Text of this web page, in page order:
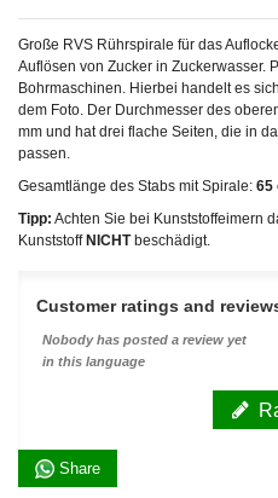
Große RVS Rührspirale für das
Auflösen von Zucker in Zuckerwasser.
Bohrmaschinen. Hierbei handelt es
dem Foto. Der Durchmesser des
mm und hat drei flache Seiten, die in
passen.
Gesamtlänge des Stabs mit Spirale: 65
Tipp: Achten Sie bei Kunststoffeimern
Kunststoff NICHTbeschädigt.
Customer ratings and
Nobody has posted a review yet
in this language
Share